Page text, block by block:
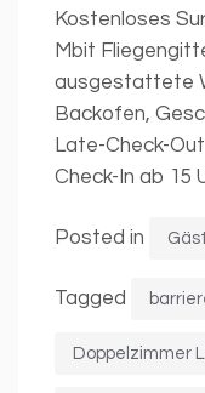
Kostenloses
Mbit
ausgestattete
Backofen,
Late-Check-
Check-In ab 15
Posted in
Tagged
Doppelzimmer